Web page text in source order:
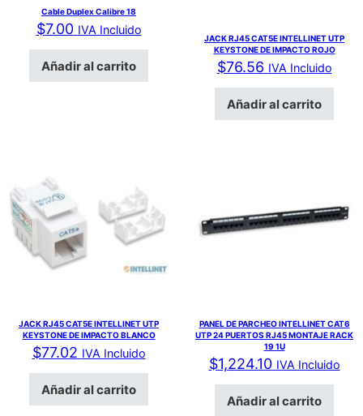
Cable Duplex Calibre 18
$7.00 IVA Incluido
Añadir al carrito
JACK RJ45 CAT5E INTELLINET UTP
KEYSTONE DE IMPACTO ROJO
$76.56 IVA Incluido
Añadir al carrito
JACK RJ45 CAT5E INTELLINET UTP
KEYSTONE DE IMPACTO BLANCO
$77.02 IVA Incluido
Añadir al carrito
PANEL DE PARCHEO INTELLINET CAT6
UTP 24 PUERTOS RJ45 MONTAJE RACK
19 1U
$1,224.10 IVA Incluido
Añadir al carrito